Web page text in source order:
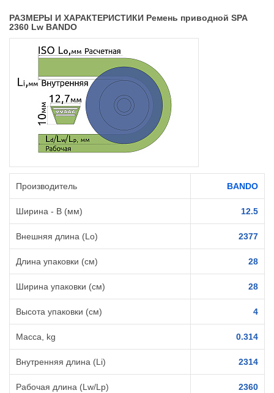
РАЗМЕРЫ И ХАРАКТЕРИСТИКИ Ремень приводной SPA
2360 Lw BANDO
Производитель BANDO
Ширина - B (мм) 12.5
Внешняя длина (Lo) 2377
Длина упаковки (см) 28
Ширина упаковки (см) 28
Высота упаковки (см) 4
Масса, kg 0.314
Внутренняя длина (Li) 2314
Рабочая длина (Lw/Lp) 2360